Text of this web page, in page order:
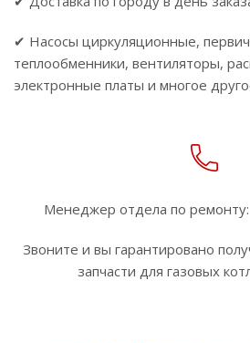
✔ Насосы циркуляционные,
теплообменники, вентиляторы,
электронные платы и многое
Менеджер отдела по
Звоните и вы гарантировано
запчасти для газовых